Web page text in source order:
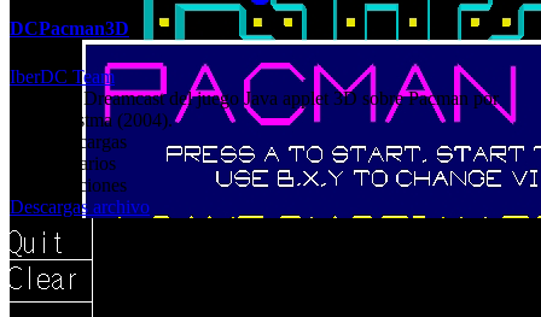
DCPacman3D
IberDC Team
Port para Dreamcast del juego Java applet 3D sobre Pacman por
Brian Postma (2004).
2013 descargas
0 comentarios
0 calificaciones
Descargas archivo